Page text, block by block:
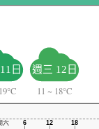
日
19°C
週三 12日
11 ~ 18°C